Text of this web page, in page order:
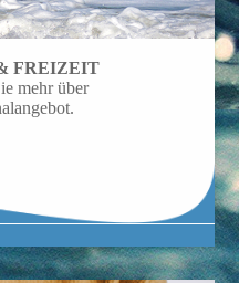
FREIZEIT
mehr über